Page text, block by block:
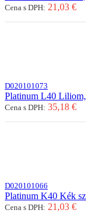
Cena s DPH: 21,03 €
D020101073
Platinum L40
Cena s DPH: 35,18 €
D020101066
Platinum K40 Kék
Cena s DPH: 21,03 €